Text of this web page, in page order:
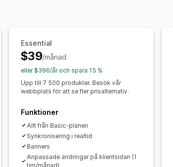
filter
Essential
$39/månad
eller $396/år och spara 15 %
Upp till 7 500 produkter. Besök vår
webbplats för att se fler prisalternativ.
Funktioner
Allt från Basic-planen
Synkronisering i realtid
Banners
Anpassade ändringar på klientsidan (1
tim/månad)